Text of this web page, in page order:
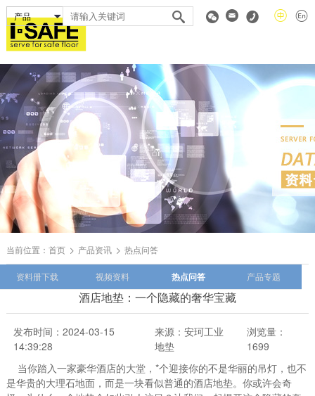
当前位置： 首页 产品资讯 热点问答
资料册下载 视频资料 热点问答 产品专题
酒店地垫：一个隐藏的奢华宝藏
发布时间：2024-03-15
14:39:28
来源：安珂工业
地垫
浏览量：
1699
当你踏入一家豪华酒店的大堂，*个迎接你的不是华丽的吊灯，也不
是华贵的大理石地面，而是一块看似普通的酒店地垫。你或许会奇